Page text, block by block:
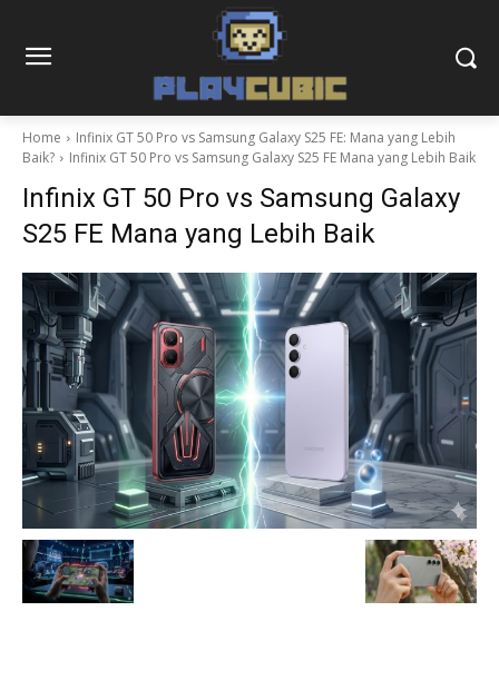
Home
Infinix GT 50 Pro vs Samsung Galaxy S25 FE: Mana yang Lebih
Baik?
Infinix GT 50 Pro vs Samsung Galaxy S25 FE Mana yang Lebih Baik
Infinix GT 50 Pro vs Samsung Galaxy
S25 FE Mana yang Lebih Baik